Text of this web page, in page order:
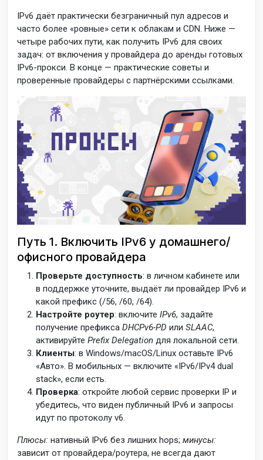
IPv6 даёт практически безграничный пул адресов и
часто более «ровные» сети к облакам и CDN. Ниже —
четыре рабочих пути, как получить IPv6 для своих
задач: от включения у провайдера до аренды готовых
IPv6-прокси. В конце — практические советы и
проверенные провайдеры с партнёрскими ссылками.
Путь 1. Включить IPv6 у домашнего/
офисного провайдера
Проверьте доступность: в личном кабинете или
в поддержке уточните, выдаёт ли провайдер IPv6 и
какой префикс (/56, /60, /64).
Настройте роутер: включите IPv6, задайте
получение префикса DHCPv6-PD или SLAAC,
активируйте Prefix Delegation для локальной сети.
Клиенты: в Windows/macOS/Linux оставьте IPv6
«Авто». В мобильных — включите «IPv6/IPv4 dual
stack», если есть.
Проверка: откройте любой сервис проверки IP и
убедитесь, что виден публичный IPv6 и запросы
идут по протоколу v6.
Плюсы: нативный IPv6 без лишних hops; минусы:
зависит от провайдера/роутера, не всегда дают